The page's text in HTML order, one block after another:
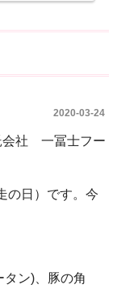
2020-03-24
会社 一冨士フー
の日） です。 今
タン)、豚の角